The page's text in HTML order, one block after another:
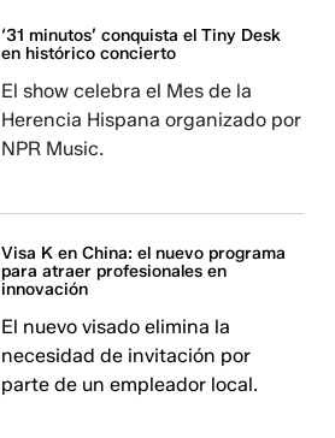
‘31 minutos’ conquista el Tiny Desk
en histórico concierto
El show celebra el Mes de la
Herencia Hispana organizado por
NPR Music.
Visa K en China: el nuevo programa
para atraer profesionales en
innovación
El nuevo visado elimina la
necesidad de invitación por
parte de un empleador local.